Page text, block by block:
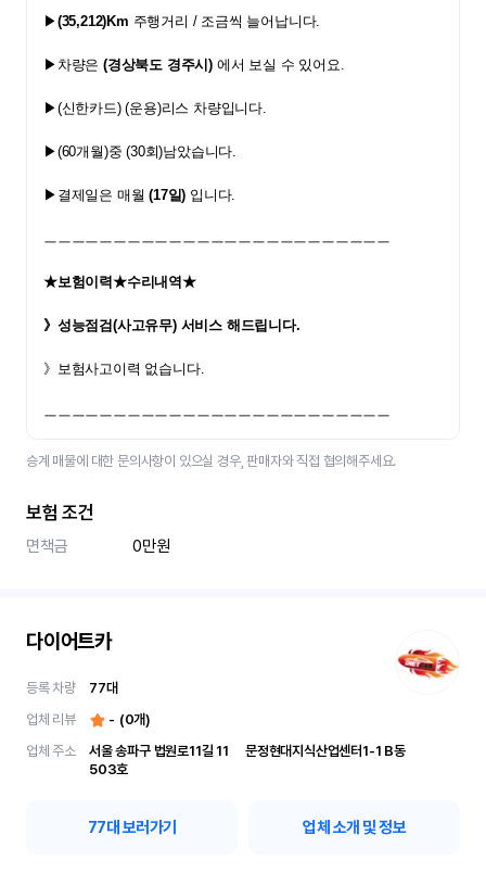
▶(35,212)Km 주행거리 / 조금씩 늘어납니다.
▶차량은 (경상북도 경주시) 에서 보실 수 있어요.
▶(신한카드) (운용)리스 차량입니다.
▶(60개월)중 (30회)남았습니다.
▶결제일은 매월 (17일) 입니다.
ㅡㅡㅡㅡㅡㅡㅡㅡㅡㅡㅡㅡㅡㅡㅡㅡㅡㅡㅡㅡㅡㅡㅡㅡㅡ
★보험이력★수리내역★
》성능점검(사고유무) 서비스 해드립니다.
》보험사고이력 없습니다.
ㅡㅡㅡㅡㅡㅡㅡㅡㅡㅡㅡㅡㅡㅡㅡㅡㅡㅡㅡㅡㅡㅡㅡㅡㅡ
승계 매물에 대한 문의사항이 있으실 경우, 판매자와 직접 협의해주세요.
보험 조건
면책금 0만원
다이어트카
등록 차량 77대
업체 리뷰
- (0개)
업체 주소
서울 송파구 법원로11길 11	문정현대지식산업센터1-1 B동
503호
77대 보러가기 업체 소개 및 정보